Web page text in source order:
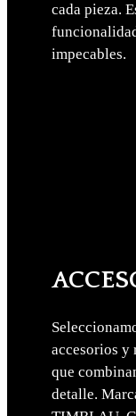
cada pieza.
impecables.
accesorios y
que
detalle.